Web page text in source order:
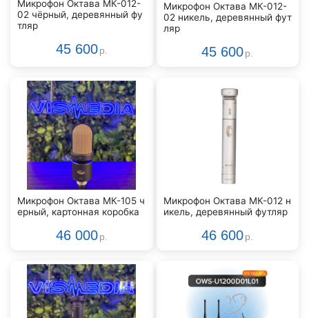
Микрофон Октава МК-012-
02 чёрный, деревянный фу
тляр
45 600 р.
Микрофон Октава МК-012-
02 никель, деревянный фут
ляр
45 600 р.
Микрофон Октава МК-105 ч
ерный, картонная коробка
46 000 р.
Микрофон Октава МК-012 н
икель, деревянный футляр
46 600 р.